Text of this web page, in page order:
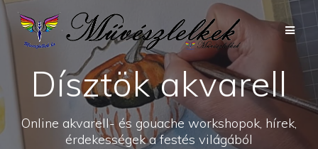
content
Dísztök akvarell
Online akvarell- és gouache workshopok, hírek,
érdekességek a festés világából